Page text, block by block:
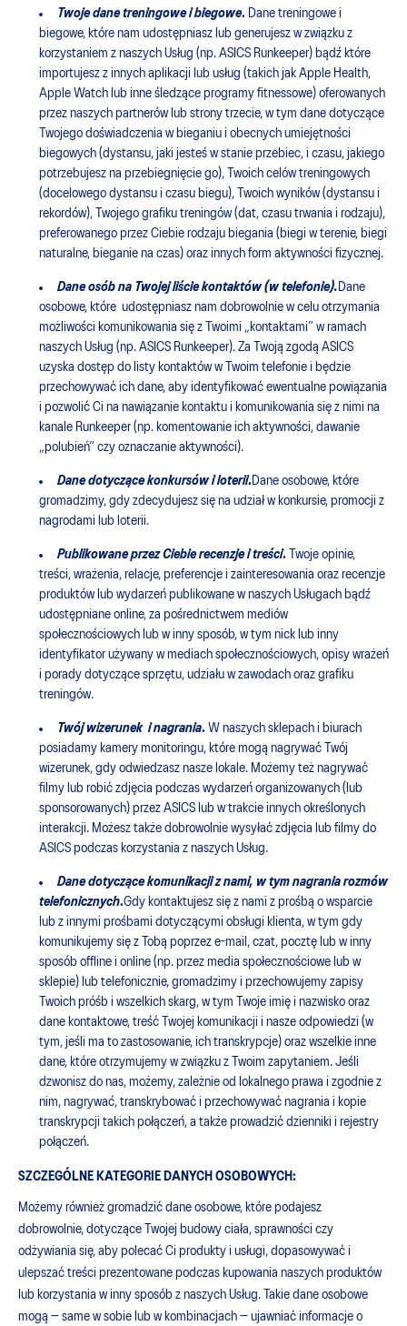
Twoje dane treningowe i biegowe. Dane treningowe i
biegowe, które nam udostępniasz lub generujesz w związku z
korzystaniem z naszych Usług (np. ASICS Runkeeper) bądź które
importujesz z innych aplikacji lub usług (takich jak Apple Health,
Apple Watch lub inne śledzące programy fitnessowe) oferowanych
przez naszych partnerów lub strony trzecie, w tym dane dotyczące
Twojego doświadczenia w bieganiu i obecnych umiejętności
biegowych (dystansu, jaki jesteś w stanie przebiec, i czasu, jakiego
potrzebujesz na przebiegnięcie go), Twoich celów treningowych
(docelowego dystansu i czasu biegu), Twoich wyników (dystansu i
rekordów), Twojego grafiku treningów (dat, czasu trwania i rodzaju),
preferowanego przez Ciebie rodzaju biegania (biegi w terenie, biegi
naturalne, bieganie na czas) oraz innych form aktywności fizycznej.
Dane osób na Twojej liście kontaktów (w telefonie). Dane
osobowe, które udostępniasz nam dobrowolnie w celu otrzymania
możliwości komunikowania się z Twoimi „kontaktami” w ramach
naszych Usług (np. ASICS Runkeeper). Za Twoją zgodą ASICS
uzyska dostęp do listy kontaktów w Twoim telefonie i będzie
przechowywać ich dane, aby identyfikować ewentualne powiązania
i pozwolić Ci na nawiązanie kontaktu i komunikowania się z nimi na
kanale Runkeeper (np. komentowanie ich aktywności, dawanie
„polubień” czy oznaczanie aktywności).
Dane dotyczące konkursów i loterii. Dane osobowe, które
gromadzimy, gdy zdecydujesz się na udział w konkursie, promocji z
nagrodami lub loterii.
Publikowane przez Ciebie recenzje i treści.
Twoje opinie,
treści, wrażenia, relacje, preferencje i zainteresowania oraz recenzje
produktów lub wydarzeń publikowane w naszych Usługach bądź
udostępniane online, za pośrednictwem mediów
społecznościowych lub w inny sposób, w tym nick lub inny
identyfikator używany w mediach społecznościowych, opisy wrażeń
i porady dotyczące sprzętu, udziału w zawodach oraz grafiku
treningów.
Twój wizerunek i nagrania. W naszych sklepach i biurach
posiadamy kamery monitoringu, które mogą nagrywać Twój
wizerunek, gdy odwiedzasz nasze lokale. Możemy też nagrywać
filmy lub robić zdjęcia podczas wydarzeń organizowanych (lub
sponsorowanych) przez ASICS lub w trakcie innych określonych
interakcji. Możesz także dobrowolnie wysyłać zdjęcia lub filmy do
ASICS podczas korzystania z naszych Usług.
Dane dotyczące komunikacji z nami, w tym nagrania rozmów
telefonicznych.Gdy kontaktujesz się z nami z prośbą o wsparcie
lub z innymi prośbami dotyczącymi obsługi klienta, w tym gdy
komunikujemy się z Tobą poprzez e-mail, czat, pocztę lub w inny
sposób offline i online (np. przez media społecznościowe lub w
sklepie) lub telefonicznie, gromadzimy i przechowujemy zapisy
Twoich próśb i wszelkich skarg, w tym Twoje imię i nazwisko oraz
dane kontaktowe, treść Twojej komunikacji i nasze odpowiedzi (w
tym, jeśli ma to zastosowanie, ich transkrypcje) oraz wszelkie inne
dane, które otrzymujemy w związku z Twoim zapytaniem. Jeśli
dzwonisz do nas, możemy, zależnie od lokalnego prawa i zgodnie z
nim, nagrywać, transkrybować i przechowywać nagrania i kopie
transkrypcji takich połączeń, a także prowadzić dzienniki i rejestry
połączeń.
SZCZEGÓLNE KATEGORIE DANYCH OSOBOWYCH:
Możemy również gromadzić dane osobowe, które podajesz
dobrowolnie, dotyczące Twojej budowy ciała, sprawności czy
odżywiania się, aby polecać Ci produkty i usługi, dopasowywać i
ulepszać treści prezentowane podczas kupowania naszych produktów
lub korzystania w inny sposób z naszych Usług. Takie dane osobowe
mogą — same w sobie lub w kombinacjach — ujawniać informacje o